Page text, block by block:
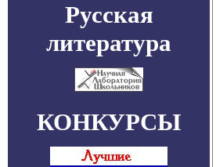
Русская
литература
КОНКУРСЫ